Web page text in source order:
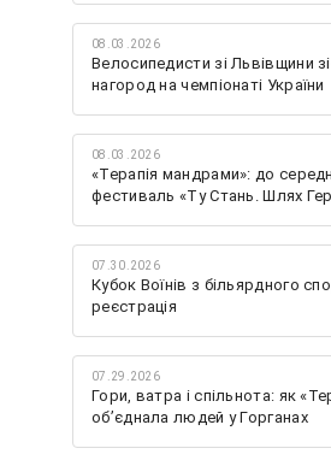
08.03.2026
Велосипедисти зі Львівщини
нагород на чемпіонаті України
08.03.2026
«Терапія мандрами»: до
фестиваль «Ту Стань. Шлях
07.30.2026
Кубок Воїнів з більярдного
реєстрація
07.29.2026
Гори, ватра і спільнота: як
об’єднала людей у Горганах